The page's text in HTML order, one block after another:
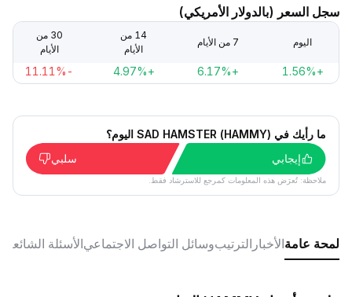
سجل السعر (بالدولار الأمريكي)
اليوم 7 من الأيام
14 من
الأيام
30 من
الأيام
+1.56%
+6.17%
+4.97%
-11.11%
ما رأيك في SAD HAMSTER (HAMMY) اليوم؟
إيجابي
سلبي
ملاحظة: تُعرَض هذه المعلومات كمرجع للاسترشاد فقط.
لمحة عامةالأخبار الترتيبوسائل التواصل الاجتماعيالأسئلة الشائعة